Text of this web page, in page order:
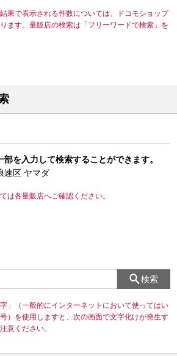
果で表示される件数については、ドコモショップ
ます。量販店の検索は「フリーワードで検索」を
を入力して検索することができます。
区 ヤマダ
は各量販店へご確認ください。
検索
」（一般的にインターネットにおいて使ってはい
）を使用しますと、次の画面で文字化けが発生す
意ください。